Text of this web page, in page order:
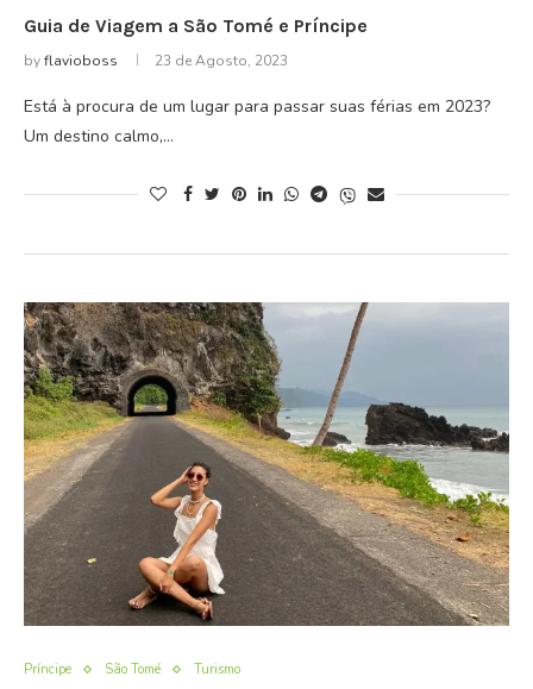
Guia de Viagem a São Tomé e Príncipe
byflavioboss 23 de Agosto, 2023
Está à procura de um lugar para passar suas férias em 2023?
Um destino calmo,…
Príncipe São Tomé Turismo